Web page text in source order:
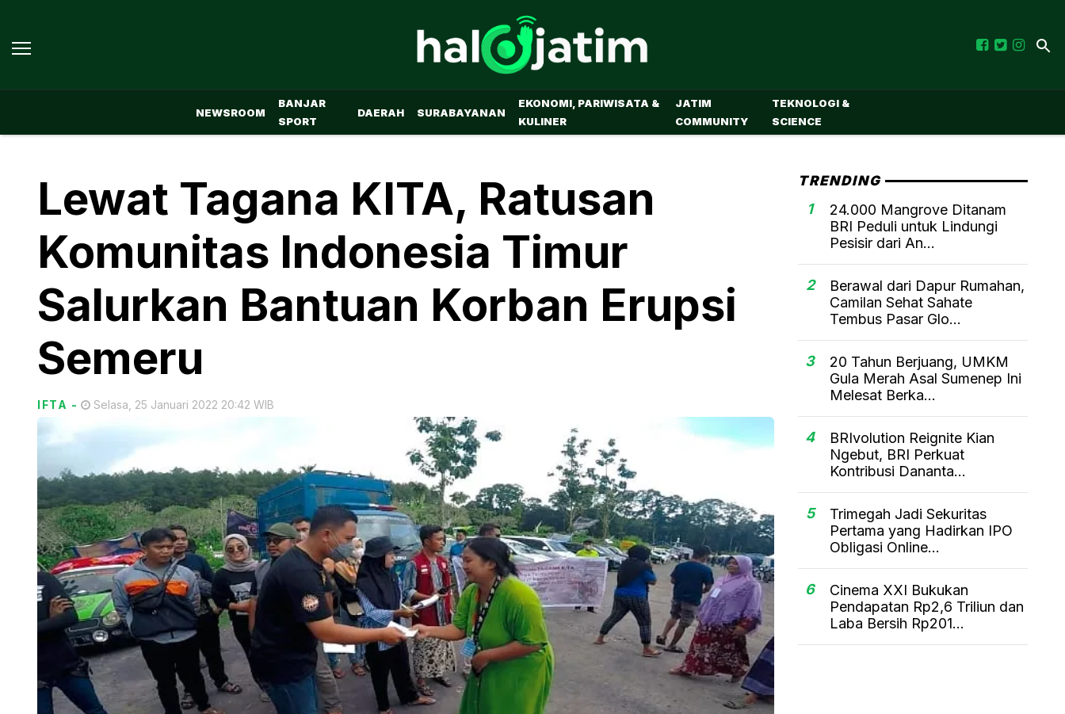
NEWSROOM
BANJAR
SPORT
DAERAH SURABAYANAN
EKONOMI, PARIWISATA &
KULINER
JATIM
COMMUNITY
TEKNOLOGI &
SCIENCE
Lewat Tagana KITA, Ratusan
Komunitas Indonesia Timur
Salurkan Bantuan Korban Erupsi
Semeru
IFTA - Selasa, 25 Januari 2022 20:42 WIB
TRENDING
1
24.000 Mangrove Ditanam
BRI Peduli untuk Lindungi
Pesisir dari An...
2
Berawal dari Dapur Rumahan,
Camilan Sehat Sahate
Tembus Pasar Glo...
3
20 Tahun Berjuang, UMKM
Gula Merah Asal Sumenep Ini
Melesat Berka...
4
BRIvolution Reignite Kian
Ngebut, BRI Perkuat
Kontribusi Dananta...
5
Trimegah Jadi Sekuritas
Pertama yang Hadirkan IPO
Obligasi Online...
6
Cinema XXI Bukukan
Pendapatan Rp2,6 Triliun dan
Laba Bersih Rp201...